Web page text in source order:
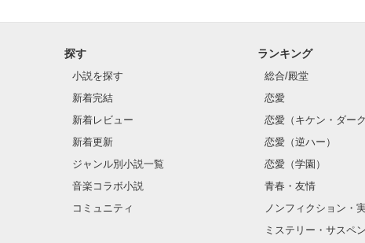
探す
小説を探す
新着完結
新着レビュー
新着更新
ジャンル別小説一覧
音楽コラボ小説
コミュニティ
ランキング
総合/殿堂
恋愛
恋愛（キケン・ダー
恋愛（逆ハー）
恋愛（学園）
青春・友情
ノンフィクション・
ミステリー・サスペ